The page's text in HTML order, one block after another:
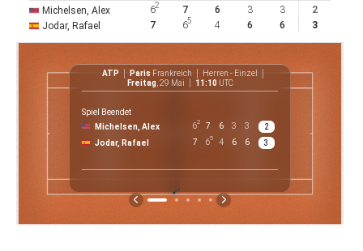
Michelsen, Alex 62 7 6 3 3
2
Jodar, Rafael
7 65 4 6 6 3
ATP Paris Frankreich
Herren - Einzel
Freitag , 29 Mai 11:10 UTC
Spiel Beendet
Michelsen, Alex
62 7 6 3 3
2
Jodar, Rafael
7 65 4 6 6 3